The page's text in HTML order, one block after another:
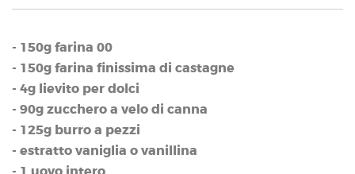
- 150g farina 00
- 150g farina finissima di castagne
- 4g lievito per dolci
- 90g zucchero a velo di canna
- 125g burro a pezzi
- estratto vaniglia o vanillina